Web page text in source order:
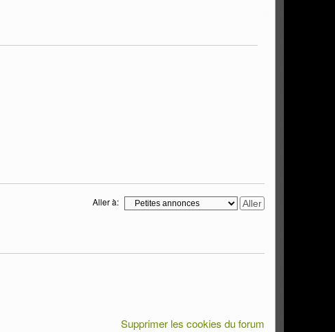
Aller à:
Supprimer les cookies du forum